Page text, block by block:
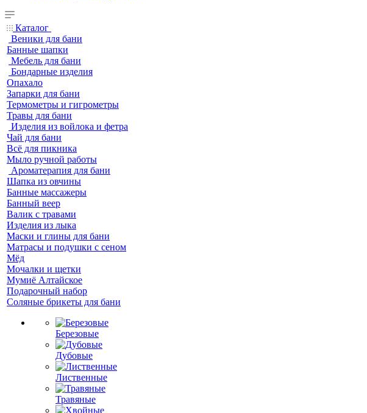
Каталог
Веники для бани
Банные шапки
Мебель для бани
Бондарные изделия
Опахало
Запарки для бани
Термометры и гигрометры
Травы для бани
Изделия из войлока и фетра
Чай для бани
Всё для пикника
Мыло ручной работы
Ароматерапия для бани
Шапка из овчины
Банные массажеры
Банный веер
Валик с травами
Изделия из лыка
Маски и глины для бани
Матрасы и подушки с сеном
Мёд
Мочалки и щетки
Мумиё Алтайское
Подарочный набор
Соляные брикеты для бани
Березовые
Дубовые
Лиственные
Травяные